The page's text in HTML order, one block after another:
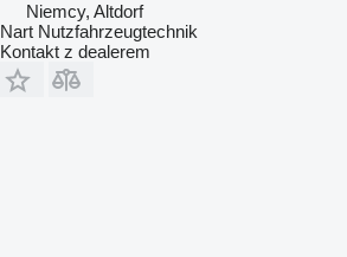
Niemcy, Altdorf
Nart Nutzfahrzeugtechnik
Kontakt z dealerem